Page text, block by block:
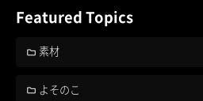
Featured Topics
素材
よそのこ